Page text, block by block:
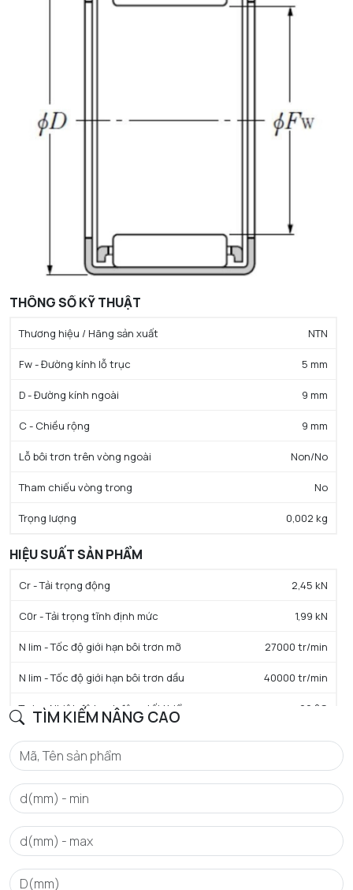
TÌM KIẾM NÂNG CAO
THÔNG SỐ KỸ THUẬT
Thương hiệu / Hãng sản xuất NTN
Fw - Đường kính lỗ trục 5 mm
D - Đường kính ngoài 9 mm
C - Chiều rộng 9 mm
Lỗ bôi trơn trên vòng ngoài Non/No
Tham chiếu vòng trong No
Trọng lượng 0,002 kg
HIỆU SUẤT SẢN PHẨM
Cr - Tải trọng động 2,45 kN
C0r - Tải trọng tĩnh định mức 1,99 kN
N lim - Tốc độ giới hạn bôi trơn mỡ 27000 tr/min
N lim - Tốc độ giới hạn bôi trơn dầu 40000 tr/min
Tmin - Nhiệt độ hoạt động tối thiểu -20 °C
Tmax - Nhiệt độ hoạt động tối đa 120 °C